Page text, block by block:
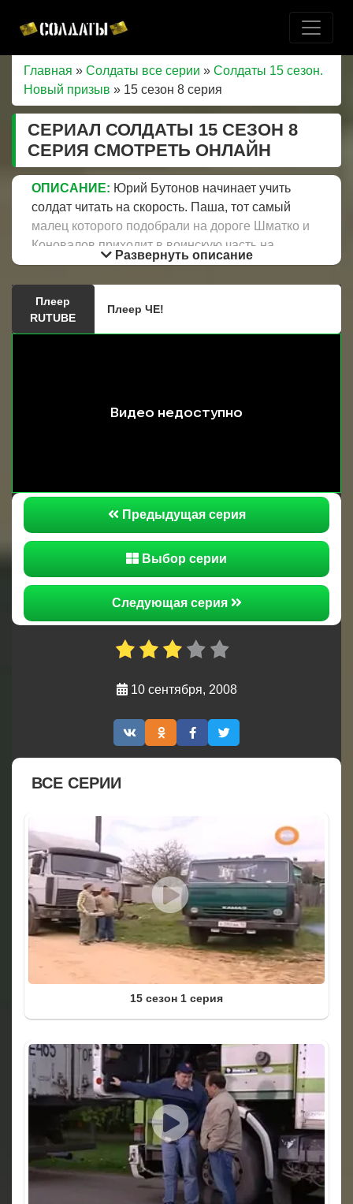
Главная » Солдаты все серии » Солдаты 15 сезон.
Новый призыв » 15 сезон 8 серия
СЕРИАЛ СОЛДАТЫ 15 СЕЗОН 8
СЕРИЯ СМОТРЕТЬ ОНЛАЙН
ОПИСАНИЕ: Юрий Бутонов начинает учить
солдат читать на скорость. Паша, тот самый
малец которого подобрали на дороге Шматко и
Коновалов приходит в воинскую часть на
экскурсию, после которой мальчик принимает
ответственное для себя решение – стать
военным. Вот только неожиданное появление
участкового ставит под угрозу его план. В это
Ярошенко придется отдать последние сигареты,
может закончится?
Развернуть описание
Плеер
RUTUBE
Плеер ЧЕ!
Предыдущая серия
Выбор серии
Следующая серия
10 сентября, 2008
ВСЕ СЕРИИ
15 сезон 1 серия